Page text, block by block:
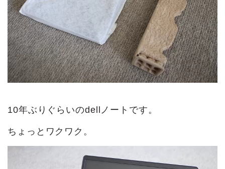
10年ぶりぐらいのdellノートです。
ちょっとワクワク。